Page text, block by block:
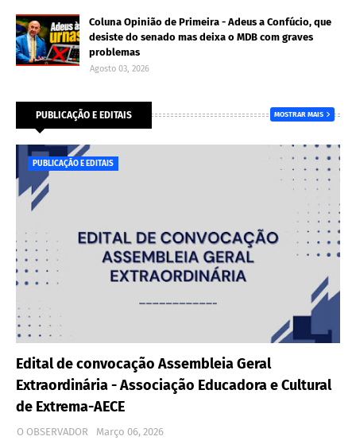
Coluna Opinião de Primeira - Adeus a Confúcio, que
desiste do senado mas deixa o MDB com graves
problemas
Agosto 03, 2026
PUBLICAÇÃO E EDITAIS MOSTRAR MAIS
PUBLICAÇÃO E EDITAIS
Edital de convocação Assembleia Geral
Extraordinária - Associação Educadora e Cultural
de Extrema-AECE
O OBSERVADOR
Março 06, 2026